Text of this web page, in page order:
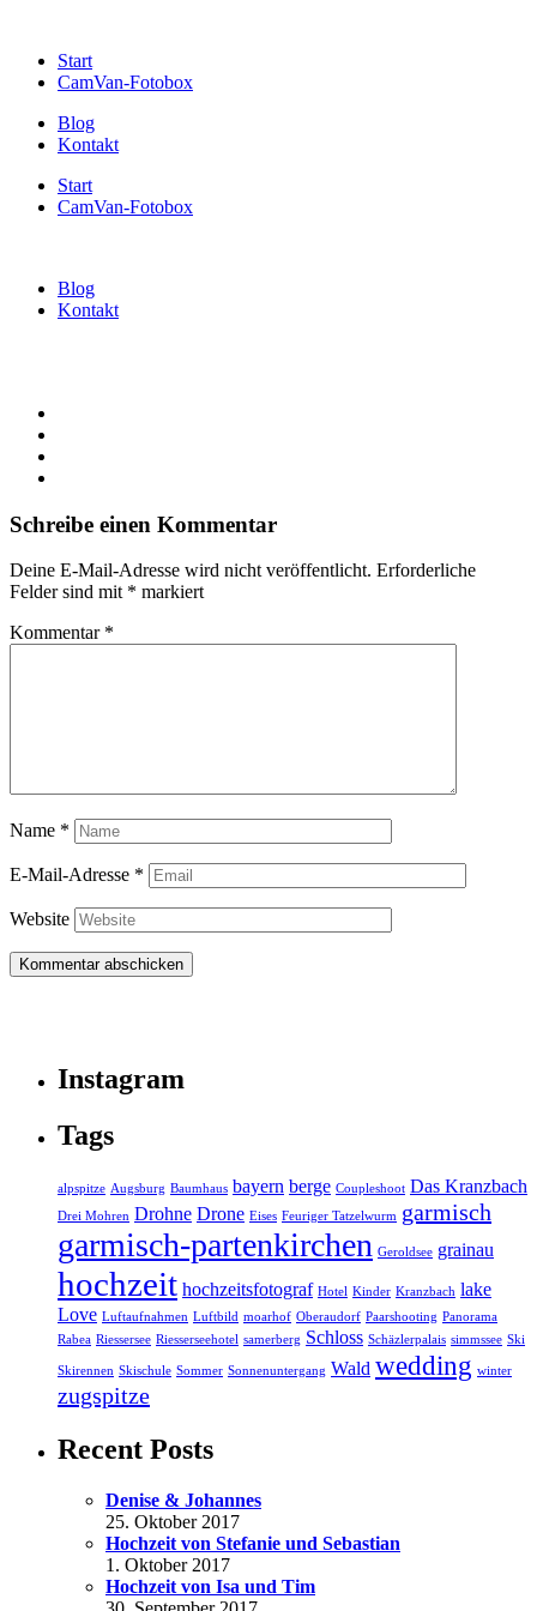
Start
CamVan-Fotobox
Blog
Kontakt
Start
CamVan-Fotobox
Blog
Kontakt
Schreibe einen Kommentar
Deine E-Mail-Adresse wird nicht veröffentlicht. Erforderliche
Felder sind mit * markiert
Kommentar *
Name *
E-Mail-Adresse *
Website
Instagram
Tags
alpspitze Augsburg Baumhaus bayern berge Coupleshoot Das Kranzbach
Drei Mohren Drohne Drone Eises Feuriger Tatzelwurm garmisch
garmisch-partenkirchen Geroldsee grainau
hochzeit hochzeitsfotograf Hotel Kinder Kranzbach lake
Love Luftaufnahmen Luftbild moarhof Oberaudorf Paarshooting Panorama
Rabea Riessersee Riesserseehotel samerberg Schloss Schäzlerpalais simmssee Ski
Skirennen Skischule Sommer Sonnenuntergang Wald wedding winter
zugspitze
Recent Posts
Denise & Johannes
25. Oktober 2017
Hochzeit von Stefanie und Sebastian
1. Oktober 2017
Hochzeit von Isa und Tim